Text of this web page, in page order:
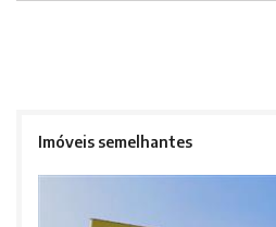
Imóveis semelhantes